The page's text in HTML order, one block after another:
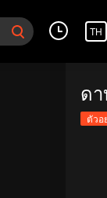
TH
ด
ตัวอ